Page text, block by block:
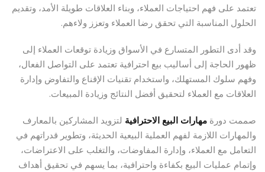
تعتمد على فهم احتياجات العملاء، وبناء العلاقات طويلة الأمد، وتقديم
الحلول المناسبة التي تحقق رضا العملاء وتعزز ولاءهم.
وقد أدى التطور المتسارع في الأسواق وزيادة توقعات العملاء إلى
ظهور الحاجة إلى أساليب بيع احترافية تعتمد على التواصل الفعال،
وفهم سلوك المستهلك، واستخدام تقنيات الإقناع والتفاوض وإدارة
العلاقات مع العملاء لتحقيق أفضل النتائج وزيادة المبيعات.
صممت دورة مهارات البيع الاحترافية لتزويد المشاركين بالمعارف
والمهارات اللازمة لفهم العملية البيعية الحديثة، وتطوير قدراتهم في
التعامل مع العملاء، وإدارة المفاوضات، والتغلب على الاعتراضات،
وإتمام عمليات البيع بكفاءة واحترافية، بما يسهم في تحقيق أهداف